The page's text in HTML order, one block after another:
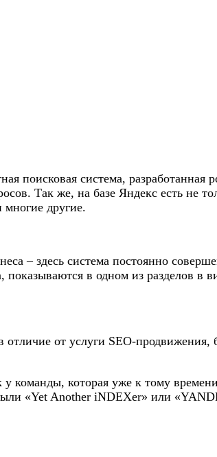
поисковая система,
Так же, на базе Яндекс есть не
другие.
– здесь система постоянно
в одном из разделов в
от услуги SEO-продвижения,
команды, которая уже к тому
«Yet Another iNDEXer» или